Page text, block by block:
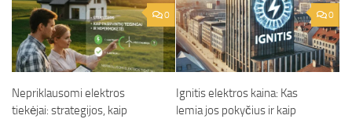
0
Nepriklausomi elektros
tiekėjai: strategijos, kaip
0
Ignitis elektros kaina: Kas
lemia jos pokyčius ir kaip